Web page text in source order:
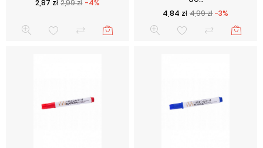
2,99 zł -4%
2,87 zł
Cena podstawowa
4,99 zł -3%
Cena
4,84 zł